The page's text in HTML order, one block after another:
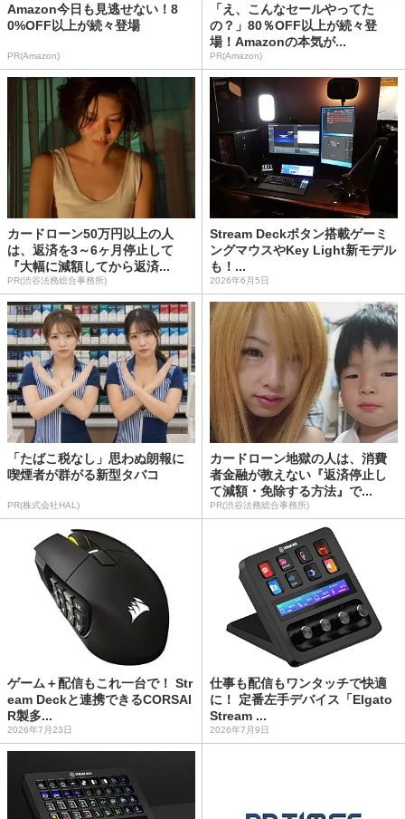
Amazon今日も見逃せない！8
0%OFF以上が続々登場
PR(Amazon)
「え、こんなセールやってた
の？」80％OFF以上が続々登
場！Amazonの本気が...
PR(Amazon)
カードローン50万円以上の人
は、返済を3～6ヶ月停止して
『大幅に減額してから返済...
PR(渋谷法務総合事務所)
Stream Deckボタン搭載ゲーミ
ングマウスやKey Light新モデル
も！...
2026年6月5日
「たばこ税なし」思わぬ朗報に
喫煙者が群がる新型タバコ
PR(株式会社HAL)
カードローン地獄の人は、消費
者金融が教えない『返済停止し
て減額・免除する方法』で...
PR(渋谷法務総合事務所)
ゲーム＋配信もこれ一台で！ Str
eam Deckと連携できるCORSAI
R製多...
2026年7月23日
仕事も配信もワンタッチで快適
に！ 定番左手デバイス「Elgato
Stream ...
2026年7月9日